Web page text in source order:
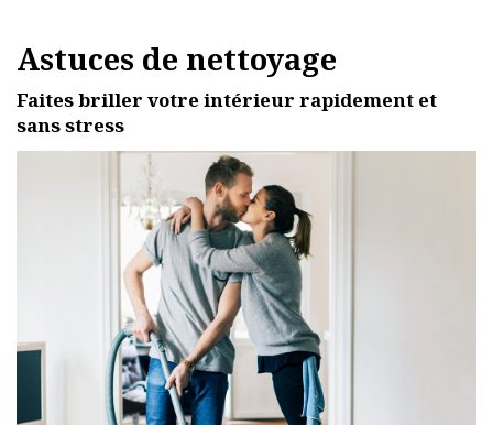
Astuces de nettoyage
Faites briller votre intérieur rapidement et
sans stress